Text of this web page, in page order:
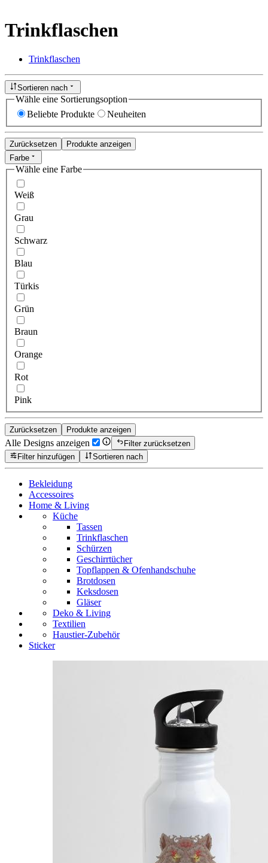
Trinkflaschen
Trinkflaschen
Sortieren nach
Wähle eine Sortierungsoption
Beliebte Produkte
Neuheiten
Zurücksetzen
Produkte anzeigen
Farbe
Wähle eine Farbe
Weiß
Grau
Schwarz
Blau
Türkis
Grün
Braun
Orange
Rot
Pink
Zurücksetzen Produkte anzeigen
Alle Designs anzeigen
Filter zurücksetzen
Filter hinzufügen
Sortieren nach
Bekleidung
Accessoires
Home & Living
Küche
Tassen
Trinkflaschen
Schürzen
Geschirrtücher
Topflappen & Ofenhandschuhe
Brotdosen
Keksdosen
Gläser
Deko & Living
Textilien
Haustier-Zubehör
Sticker